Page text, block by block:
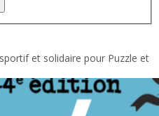
et solidaire pour Puzzle et